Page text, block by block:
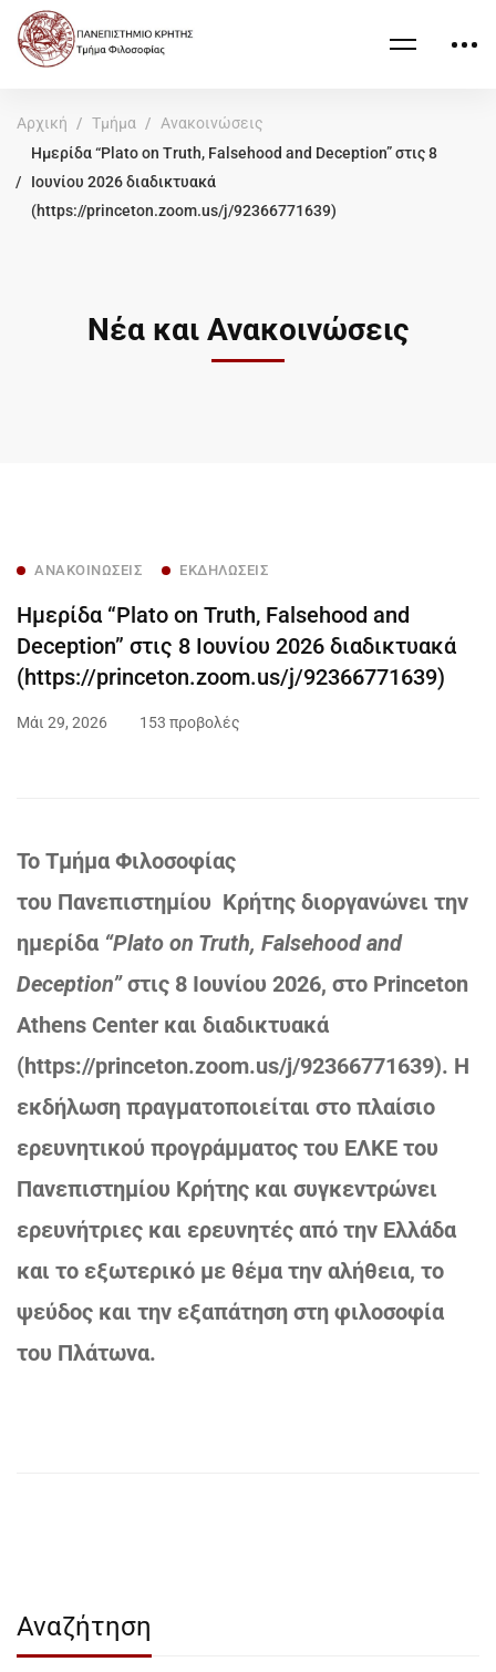
Αρχική Τμήμα
Ανακοινώσεις
Hμερίδα “Plato on Truth, Falsehood and Deception” στις 8
Ιουνίου 2026 διαδικτυακά
(https://princeton.zoom.us/j/92366771639)
Νέα και Ανακοινώσεις
ΑΝΑΚΟΙΝΏΣΕΙΣ ΕΚΔΗΛΏΣΕΙΣ
Hμερίδα “Plato on Truth, Falsehood and
Deception” στις 8 Ιουνίου 2026 διαδικτυακά
(https://princeton.zoom.us/j/92366771639)
Μάι 29, 2026 153 προβολές
Το Τμήμα Φιλοσοφίας
του Πανεπιστημίου Κρήτης διοργανώνει την
ημερίδα “Plato on Truth, Falsehood and
Deception”στις 8 Ιουνίου 2026, στο Princeton
Athens Center και διαδικτυακά
(https://princeton.zoom.us/j/92366771639). Η
εκδήλωση πραγματοποιείται στο πλαίσιο
ερευνητικού προγράμματος του ΕΛΚΕ του
Πανεπιστημίου Κρήτης και συγκεντρώνει
ερευνήτριες και ερευνητές από την Ελλάδα
και το εξωτερικό με θέμα την αλήθεια, το
ψεύδος και την εξαπάτηση στη φιλοσοφία
του Πλάτωνα.
Αναζήτηση